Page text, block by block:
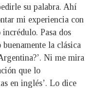
su palabra. Ahí
mi experiencia con
Pasa dos
la clásica
Ni me mira
que lo
en inglés’. Lo dice